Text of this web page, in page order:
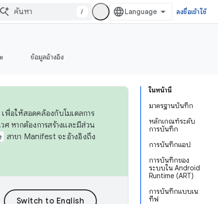
/ ลงชื่อเข้าใช้
ข้อมูลอ้างอิง
ในหน้านี้
มาตรฐานบันทึก
หลักเกณฑ์ระดับ
การบันทึก
การบันทึกแอป
การบันทึกของ
ระบบใน Android
Runtime (ART)
การบันทึกแบบเน
ทีฟ
พื่อให้สอดคล้องกับโมเดลการ
หากต้องการสร้างและมีส่วน
สาขา Manifest จะอ้างอิงถึง